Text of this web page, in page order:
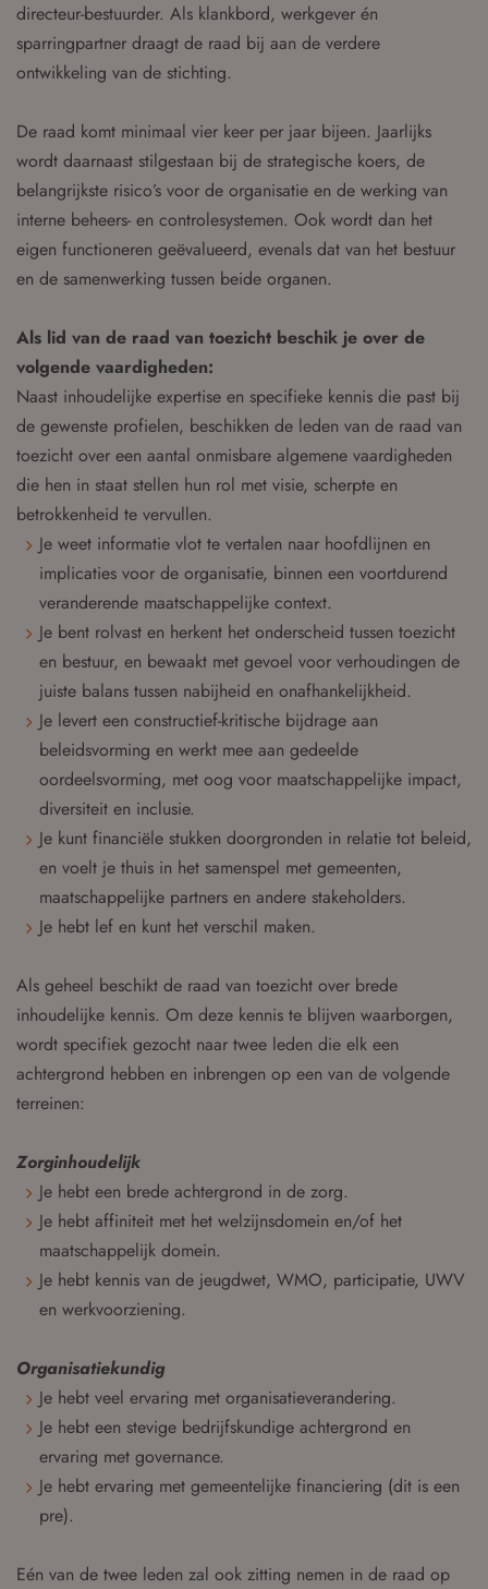
directeur-bestuurder. Als klankbord, werkgever én
sparringpartner draagt de raad bij aan de verdere
ontwikkeling van de stichting.
De raad komt minimaal vier keer per jaar bijeen. Jaarlijks
wordt daarnaast stilgestaan bij de strategische koers, de
belangrijkste risico’s voor de organisatie en de werking van
interne beheers- en controlesystemen. Ook wordt dan het
eigen functioneren geëvalueerd, evenals dat van het bestuur
en de samenwerking tussen beide organen.
Als lid van de raad van toezicht beschik je over de
volgende vaardigheden:
Naast inhoudelijke expertise en specifieke kennis die past bij
de gewenste profielen, beschikken de leden van de raad van
toezicht over een aantal onmisbare algemene vaardigheden
die hen in staat stellen hun rol met visie, scherpte en
betrokkenheid te vervullen.
Je weet informatie vlot te vertalen naar hoofdlijnen en
implicaties voor de organisatie, binnen een voortdurend
veranderende maatschappelijke context.
Je bent rolvast en herkent het onderscheid tussen toezicht
en bestuur, en bewaakt met gevoel voor verhoudingen de
juiste balans tussen nabijheid en onafhankelijkheid.
Je levert een constructief-kritische bijdrage aan
beleidsvorming en werkt mee aan gedeelde
oordeelsvorming, met oog voor maatschappelijke impact,
diversiteit en inclusie.
Je kunt financiële stukken doorgronden in relatie tot beleid,
en voelt je thuis in het samenspel met gemeenten,
maatschappelijke partners en andere stakeholders.
Je hebt lef en kunt het verschil maken.
Als geheel beschikt de raad van toezicht over brede
inhoudelijke kennis. Om deze kennis te blijven waarborgen,
wordt specifiek gezocht naar twee leden die elk een
achtergrond hebben en inbrengen op een van de volgende
terreinen:
Zorginhoudelijk
Je hebt een brede achtergrond in de zorg.
Je hebt affiniteit met het welzijnsdomein en/of het
maatschappelijk domein.
Je hebt kennis van de jeugdwet, WMO, participatie, UWV
en werkvoorziening.
Organisatiekundig
Je hebt veel ervaring met organisatieverandering.
Je hebt een stevige bedrijfskundige achtergrond en
ervaring met governance.
Je hebt ervaring met gemeentelijke financiering (dit is een
pre).
Eén van de twee leden zal ook zitting nemen in de raad op